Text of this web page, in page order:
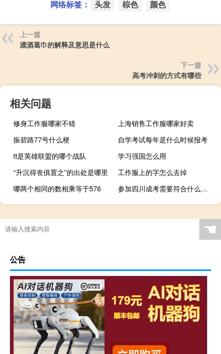
网络标签： 头发 棕色 颜色
上一篇
漉酒葛巾的解释及意思是什么
下一篇
高考冲刺的方式有哪些
相关问题
修身工作服哪家不错
上海销售工作服哪家好卖
振碧路77号什么梗
自学考试每年是什么时候报考
tt是英雄联盟的哪个战队
学习强国怎么用
“升沉得丧俱置之”的出处是哪里
工作服上的字怎么去掉
哪两个相同的数相乘等于576
参加四川成考需要符合什么条件
☚
公告